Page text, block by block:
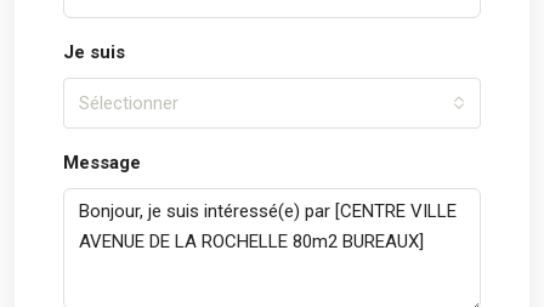
Je suis
Sélectionner
Message